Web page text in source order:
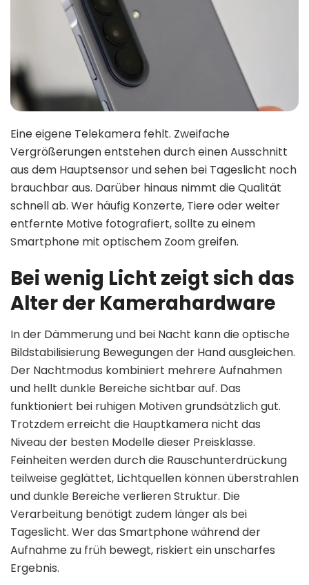
Eine eigene Telekamera fehlt. Zweifache
Vergrößerungen entstehen durch einen Ausschnitt
aus dem Hauptsensor und sehen bei Tageslicht noch
brauchbar aus. Darüber hinaus nimmt die Qualität
schnell ab. Wer häufig Konzerte, Tiere oder weiter
entfernte Motive fotografiert, sollte zu einem
Smartphone mit optischem Zoom greifen.
Bei wenig Licht zeigt sich das
Alter der Kamerahardware
In der Dämmerung und bei Nacht kann die optische
Bildstabilisierung Bewegungen der Hand ausgleichen.
Der Nachtmodus kombiniert mehrere Aufnahmen
und hellt dunkle Bereiche sichtbar auf. Das
funktioniert bei ruhigen Motiven grundsätzlich gut.
Trotzdem erreicht die Hauptkamera nicht das
Niveau der besten Modelle dieser Preisklasse.
Feinheiten werden durch die Rauschunterdrückung
teilweise geglättet, Lichtquellen können überstrahlen
und dunkle Bereiche verlieren Struktur. Die
Verarbeitung benötigt zudem länger als bei
Tageslicht. Wer das Smartphone während der
Aufnahme zu früh bewegt, riskiert ein unscharfes
Ergebnis.